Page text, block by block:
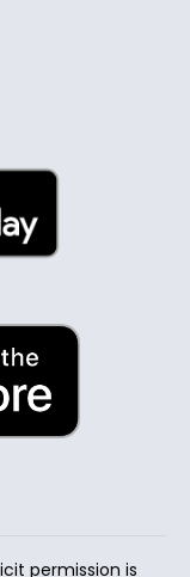
permission is